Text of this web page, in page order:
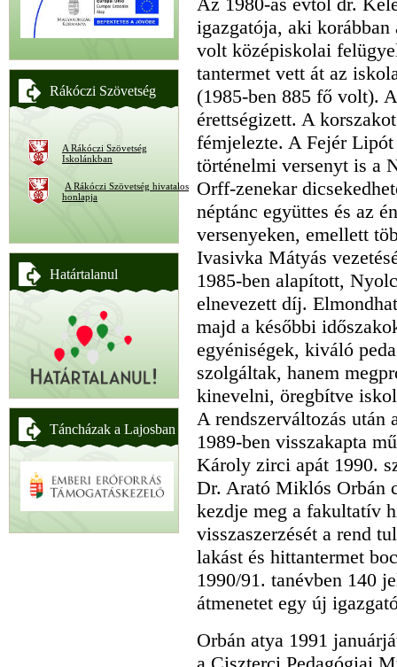
Rákóczi Szövetség
A Rákóczi Szövetség
Iskolánkban
A Rákóczi Szövetség hivatalos
honlapja
Határtalanul
Táncházak a Lajosban
igazgatója, aki
volt középiskolai
tantermet vett át az
(1985-ben 885 fő volt).
érettségizett. A
fémjelezte. A Fejér
történelmi versenyt is a
Orff-zenekar
néptánc együttes és az
versenyeken, emellett
Ivasivka Mátyás
1985-ben alapított,
elnevezett díj.
majd a későbbi
egyéniségek, kiváló
szolgáltak, hanem
kinevelni, öregbítve
A rendszerváltozás után
1989-ben visszakapta
Károly zirci apát 1990.
Dr. Arató Miklós Orbán
kezdje meg a fakultatív
visszaszerzését a rend
lakást és hittantermet
1990/91. tanévben 140
átmenetet egy új
Orbán atya 1991